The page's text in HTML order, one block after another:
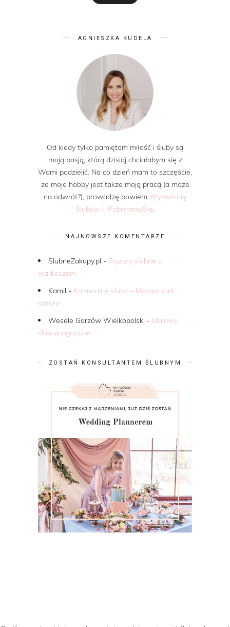
AGNIESZKA KUDELA
Od kiedy tylko pamiętam miłość i śluby są
moją pasją, którą dzisiaj chciałabym się z
Wami podzielić. Na co dzień mam to szczęście,
że moje hobby jest także moją pracą (a może
na odwrót?), prowadzę bowiem Wytwórnię
Ślubów i PobieramySię
NAJNOWSZE KOMENTARZE
SlubneZakupy.pl - Fryzury ślubne z
warkoczem
Kamil - Kameralne śluby – Mazury cud
natury!
Wesele Gorzów Wielkopolski - Majowy
ślub w ogrodzie
ZOSTAŃ KONSULTANTEM ŚLUBNYM